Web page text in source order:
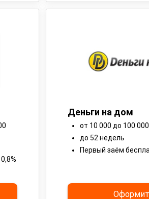
Деньги на дом
от 10 000 до 100 000
до 52 недель
Первый заём